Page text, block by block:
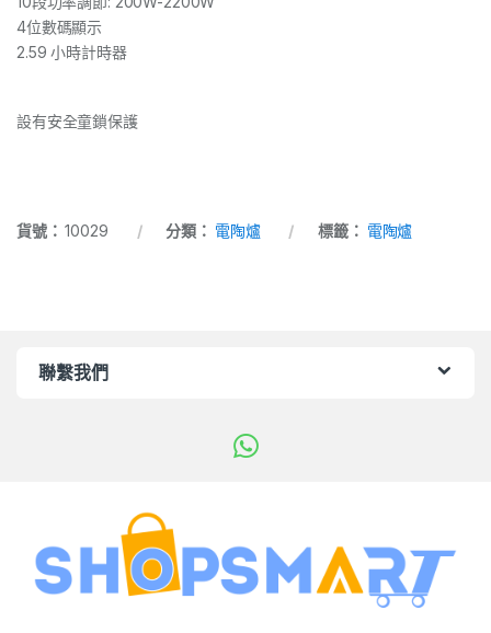
4位數碼顯示
2.59 小時計時器
設有安全童鎖保護
貨號：10029 分類： 電陶爐 標籤： 電陶爐
聯繫我們